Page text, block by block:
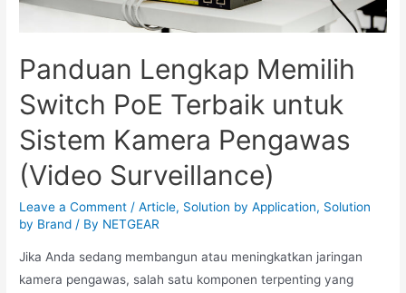
Panduan Lengkap Memilih
Switch PoE Terbaik untuk
Sistem Kamera Pengawas
(Video Surveillance)
Leave a Comment /Article, Solution by Application, Solution
by Brand / By NETGEAR
Jika Anda sedang membangun atau meningkatkan jaringan
kamera pengawas, salah satu komponen terpenting yang